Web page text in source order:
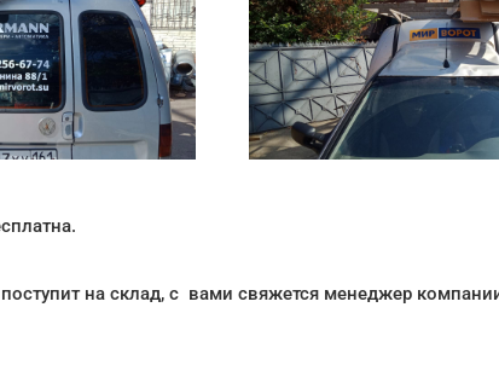
на склад, с вами свяжется менеджер